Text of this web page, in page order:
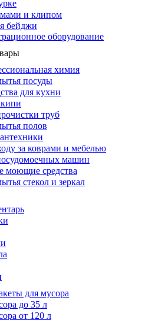
и клипом
бейджи
оборудование
химия
посуды
для кухни
труб
полов
за коврами и мебелью
машин
моющие средства
стекол и зеркал
для мусора
до 35 л
от 120 л